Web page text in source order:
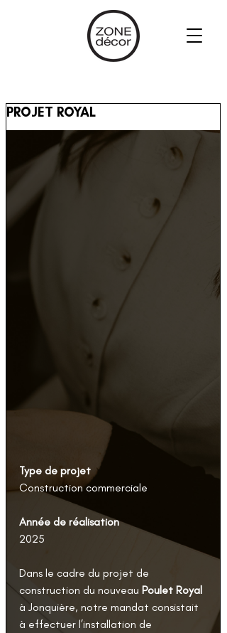
PROJET ROYAL
Type de projet
Construction commerciale
Année de réalisation
2025
Dans le cadre du projet de
construction du nouveau Poulet Royal
à Jonquière, notre mandat consistait
à effectuer l’installation de